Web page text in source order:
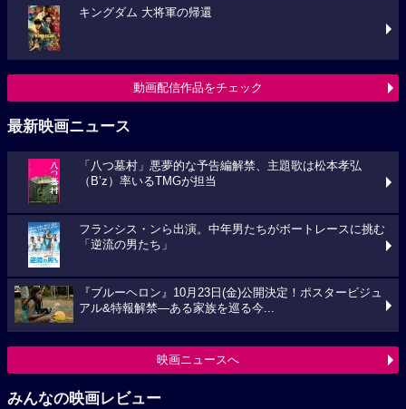
キングダム 大将軍の帰還
動画配信作品をチェック
最新映画ニュース
「八つ墓村」悪夢的な予告編解禁、主題歌は松本孝弘
（B’z）率いるTMGが担当
フランシス・ンら出演。中年男たちがボートレースに挑む
「逆流の男たち」
『ブルーヘロン』10月23日(金)公開決定！ポスタービジュ
アル&特報解禁―ある家族を巡る今...
映画ニュースへ
みんなの映画レビュー